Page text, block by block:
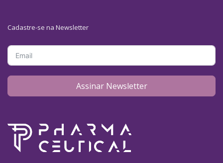
Cadastre-se na Newsletter
Assinar Newsletter